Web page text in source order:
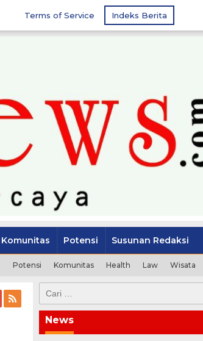
Terms of Service Indeks Berita
Komunitas Potensi Susunan Redaksi
Potensi Komunitas Health Law Wisata
untuk:
News